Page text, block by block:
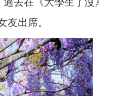
友出席。